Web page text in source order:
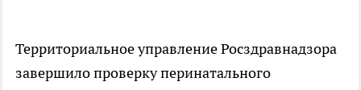
Территориальное управление Росздравнадзора
завершило проверку перинатального